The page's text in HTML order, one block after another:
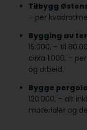
Tilbygg
– per
Bygging av
15.000, – til
cirka 1.000, –
og arbeid.
Bygge
120.000, – alt
materialer og